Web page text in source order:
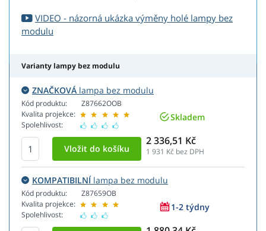
VIDEO - názorná ukázka výměny holé lampy bez
modulu
Varianty lampy bez modulu
ZNAČKOVÁ lampa bez modulu
Kód produktu:
Kvalita projekce:
Spolehlivost:
Z87662OOB
Skladem
2 336,51 Kč
1 931 Kč bez DPH
KOMPATIBILNÍlampa bez modulu
Kód produktu:
Kvalita projekce:
Spolehlivost:
Z87659OB
1-2 týdny